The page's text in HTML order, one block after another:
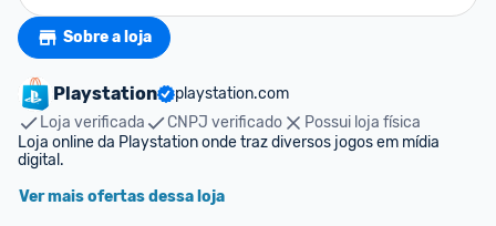
Sobre a loja
Playstation
playstation.com
Loja verificada
CNPJ verificado
Possui loja física
Loja online da Playstation onde traz diversos jogos em mídia
digital.
Ver mais ofertas dessa loja